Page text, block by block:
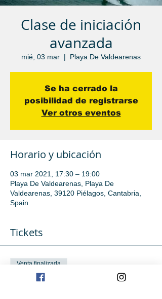
Clase de iniciación
avanzada
mié, 03 mar
  |
Playa De Valdearenas
Se ha cerrado la
posibilidad de registrarse
Ver otros eventos
Horario y ubicación
03 mar 2021, 17:30 – 19:00
Playa De Valdearenas, Playa De
Valdearenas, 39120 Piélagos, Cantabria,
Spain
Tickets
Venta finalizada
Tipo de entrada